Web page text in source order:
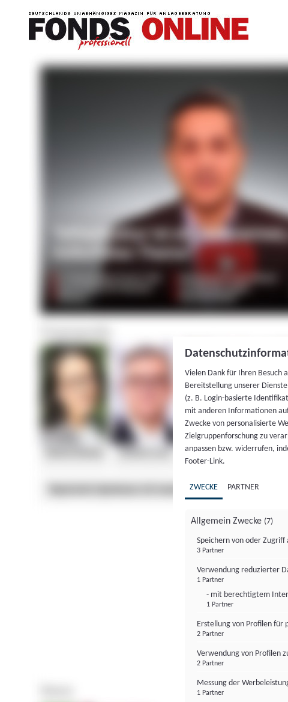
Vielen Dank für Ihren Besuch
Bereitstellung unserer
(z. B. Login-basierte
mit anderen Informationen
Zwecke von personalisierte
Zielgruppenforschung zu
anpassen bzw. widerrufen,
Footer-Link.
ZWECKE PARTNER
Allgemein Zwecke (7)
Speichern von oder
3 Partner
Verwendung reduzierter
1 Partner
- mit berechtigtem
1 Partner
Erstellung von Profilen für
2 Partner
Verwendung von Profilen
2 Partner
Messung der
1 Partner